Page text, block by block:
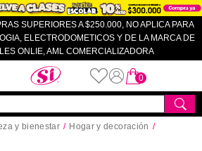
SUPERIORES A $250.000, NO APLICA PARA
ELECTRODOMETICOS Y DE LA MARCA DE
ONLIE, AML COMERCIALIZADORA
Almacenes SI
0
y bienestar
Hogar y decoración